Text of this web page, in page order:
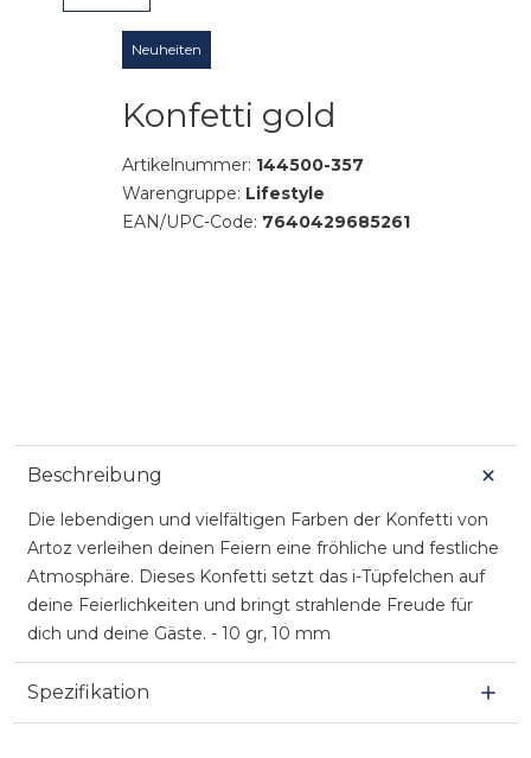
Neuheiten
Konfetti gold
Artikelnummer: 144500-357
Warengruppe: Lifestyle
EAN/UPC-Code: 7640429685261
Beschreibung
Die lebendigen und vielfältigen Farben der Konfetti von
Artoz verleihen deinen Feiern eine fröhliche und festliche
Atmosphäre. Dieses Konfetti setzt das i-Tüpfelchen auf
deine Feierlichkeiten und bringt strahlende Freude für
dich und deine Gäste. - 10 gr, 10 mm
Spezifikation